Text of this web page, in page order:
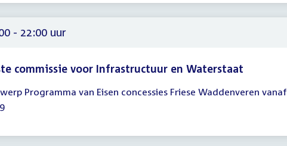
- 22:00 uur
commissie voor Infrastructuur en Waterstaat
Programma van Eisen concessies Friese Waddenveren vanaf